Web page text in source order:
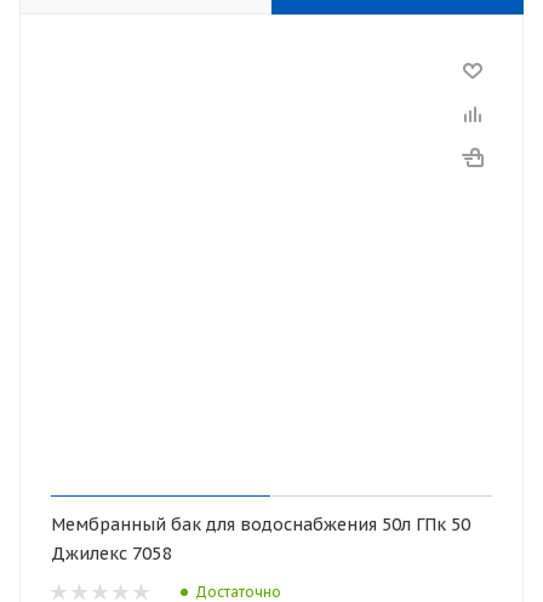
Мембранный бак для водоснабжения 50л ГПк 50
Джилекс 7058
Достаточно